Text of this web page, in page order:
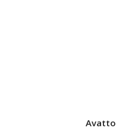
Avatto